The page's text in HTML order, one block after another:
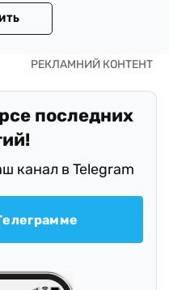
последних
канал в Telegram